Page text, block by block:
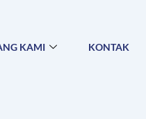
KAMI KONTAK